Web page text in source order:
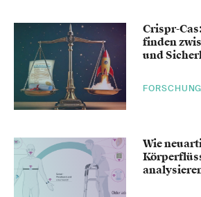
Crispr-
finden
und
Wie